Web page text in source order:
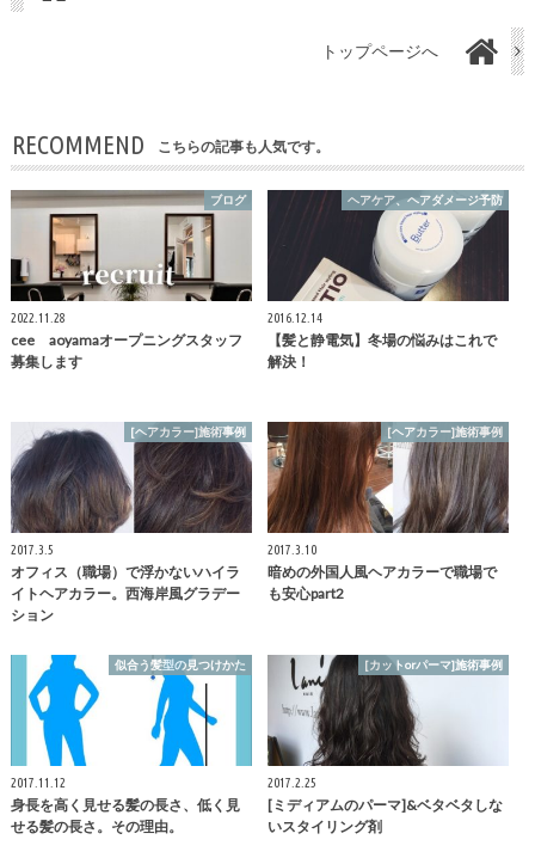
トップページへ
RECOMMEND こちらの記事も人気です。
ブログ
2022.11.28
cee aoyamaオープニングスタッフ
募集します
ヘアケア、ヘアダメージ予防
2016.12.14
【髪と静電気】冬場の悩みはこれで
解決！
[ヘアカラー]施術事例
2017.3.5
オフィス（職場）で浮かないハイラ
イトヘアカラー。西海岸風グラデー
ション
[ヘアカラー]施術事例
2017.3.10
暗めの外国人風ヘアカラーで職場で
も安心part2
似合う髪型の見つけかた
2017.11.12
身長を高く見せる髪の長さ、低く見
せる髪の長さ。その理由。
[カットorパーマ]施術事例
2017.2.25
[ミディアムのパーマ]&ベタベタしな
いスタイリング剤